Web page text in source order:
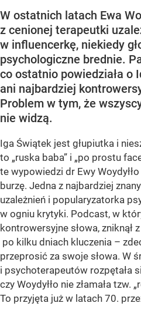
W ostatnich latach Ewa
z cenionej terapeutki
w influencerkę, niekiedy
psychologiczne brednie.
co ostatnio powiedziała o
ani najbardziej
Problem w tym, że
nie widzą.
Iga Świątek jest głupiutka i
to „ruska baba” i „po prostu
te wypowiedzi dr Ewy
burzę. Jedna z najbardziej
uzależnień i popularyzatorka
w ogniu krytyki. Podcast, w
kontrowersyjne słowa, zniknął
po kilku dniach kluczenia –
przeprosić za swoje słowa. W
i psychoterapeutów rozpętała
czy Woydyłło nie złamała tzw.
To przyjęta już w latach 70.